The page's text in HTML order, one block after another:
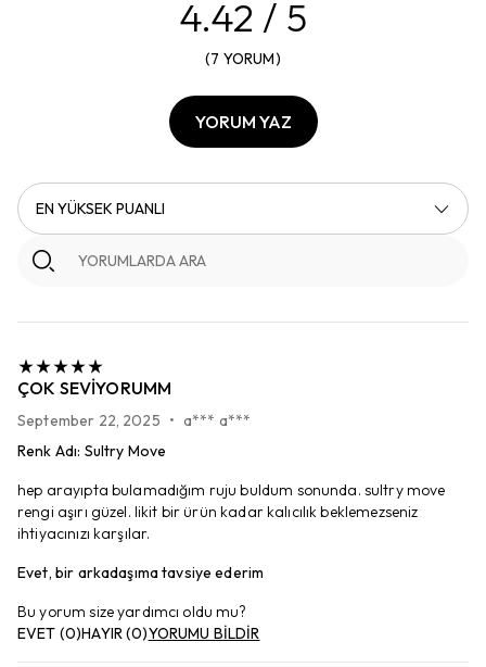
4.42 / 5
(7 YORUM)
YORUM YAZ
EN YÜKSEK PUANLI
ÇOK SEVIYORUMM
September 22, 2025 • a*** a***
Renk Adı: Sultry Move
hep arayıpta bulamadığım ruju buldum sonunda. sultry move
rengi aşırı güzel. likit bir ürün kadar kalıcılık beklemezseniz
ihtiyacınızı karşılar.
Evet, bir arkadaşıma tavsiye ederim
Bu yorum size yardımcı oldu mu?
EVET (0)HAYIR(0)YORUMU BİLDİR